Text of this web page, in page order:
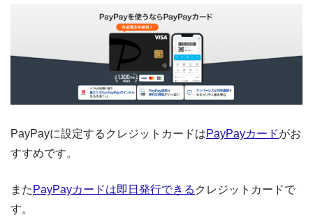
PayPayに設定するクレジットカードはPayPayカードがお
すすめです。
また PayPayカードは即日発行できる クレジットカードで
す。